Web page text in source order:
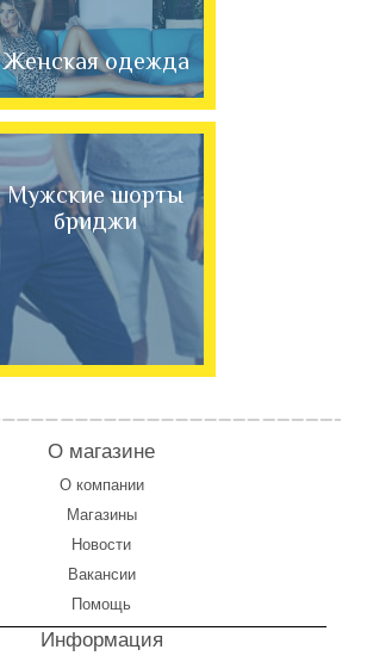
Женская одежда
Мужские шорты
бриджи
О магазине
О компании
Магазины
Новости
Вакансии
Помощь
Информация